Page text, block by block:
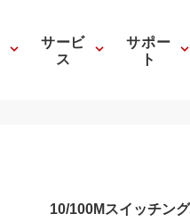
サービ
ス
サポー
ト
10/100Mスイッチン